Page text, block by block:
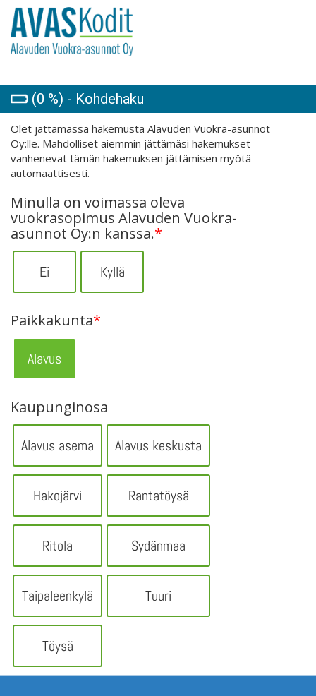
(0 %) - Kohdehaku
Olet jättämässä hakemusta Alavuden Vuokra-asunnot
Oy:lle. Mahdolliset aiemmin jättämäsi hakemukset
vanhenevat tämän hakemuksen jättämisen myötä
automaattisesti.
Minulla on voimassa oleva
vuokrasopimus Alavuden Vuokra-
asunnot Oy:n kanssa.*
Ei Kyllä
Paikkakunta*
Alavus
Kaupunginosa
Alavus asema Alavus keskusta
Hakojärvi Rantatöysä
Ritola Sydänmaa
Taipaleenkylä Tuuri
Töysä